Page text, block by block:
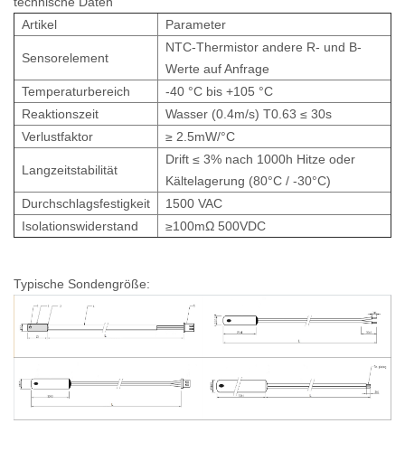
Artikel
Parameter
Sensorelement
NTC-Thermistor andere R- und B-
Werte auf Anfrage
Temperaturbereich
-40 °C bis +105 °C
Reaktionszeit
Wasser (0.4m/s) T0.63 ≤ 30s
Verlustfaktor
≥ 2.5mW/°C
Langzeitstabilität
Drift ≤ 3% nach 1000h Hitze oder
Kältelagerung (80°C / -30°C)
Durchschlagsfestigkeit
1500 VAC
Isolationswiderstand
≥100mΩ 500VDC
Typische Sondengröße: